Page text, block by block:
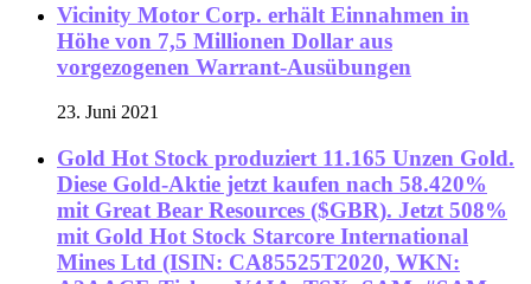
Vicinity Motor Corp. erhält Einnahmen in
Höhe von 7,5 Millionen Dollar aus
vorgezogenen Warrant-Ausübungen
23. Juni 2021
Gold Hot Stock produziert 11.165 Unzen Gold.
Diese Gold-Aktie jetzt kaufen nach 58.420%
mit Great Bear Resources ($GBR). Jetzt 508%
mit Gold Hot Stock Starcore International
Mines Ltd (ISIN: CA85525T2020, WKN: